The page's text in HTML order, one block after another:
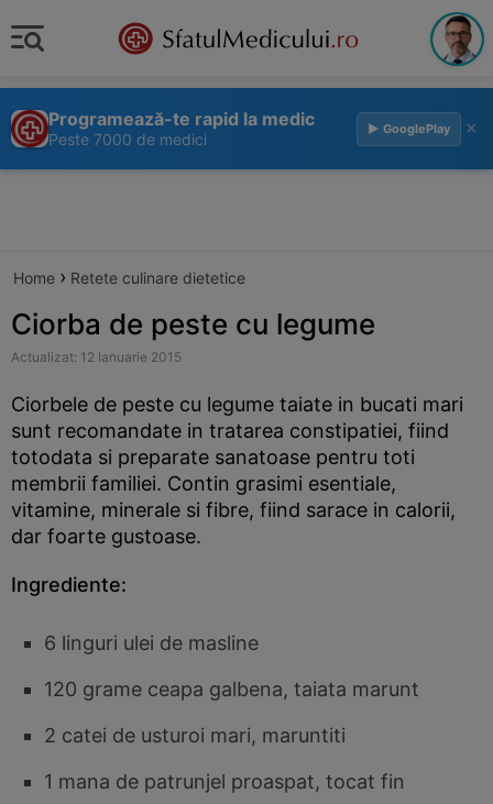
Programează-te rapid la medic
Peste 7000 de medici
▶ GooglePlay ×
Home › Retete culinare dietetice
Ciorba de peste cu legume
Actualizat: 12 Ianuarie 2015
Ciorbele de peste cu legume taiate in bucati mari
sunt recomandate in tratarea constipatiei, fiind
totodata si preparate sanatoase pentru toti
membrii familiei. Contin grasimi esentiale,
vitamine, minerale si fibre, fiind sarace in calorii,
dar foarte gustoase.
Ingrediente:
6 linguri ulei de masline
120 grame ceapa galbena, taiata marunt
2 catei de usturoi mari, maruntiti
1 mana de patrunjel proaspat, tocat fin